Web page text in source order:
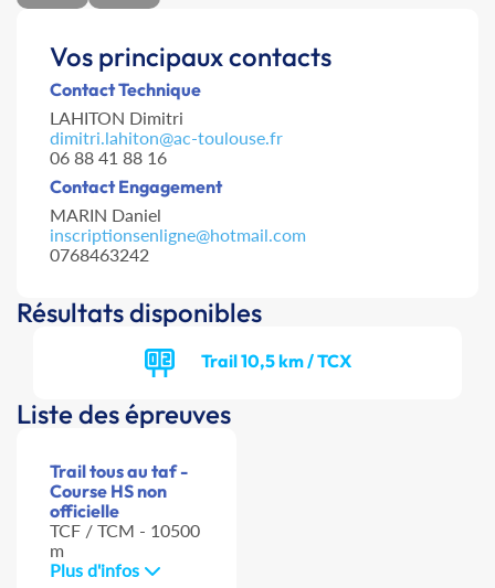
Vos principaux contacts
Contact Technique
LAHITON Dimitri
dimitri.lahiton@ac-toulouse.fr
06 88 41 88 16
Contact Engagement
MARIN Daniel
inscriptionsenligne@hotmail.com
0768463242
Résultats disponibles
Trail 10,5 km / TCX
Liste des épreuves
Trail tous au taf -
Course HS non
officielle
TCF / TCM - 10500
m
Plus d'infos